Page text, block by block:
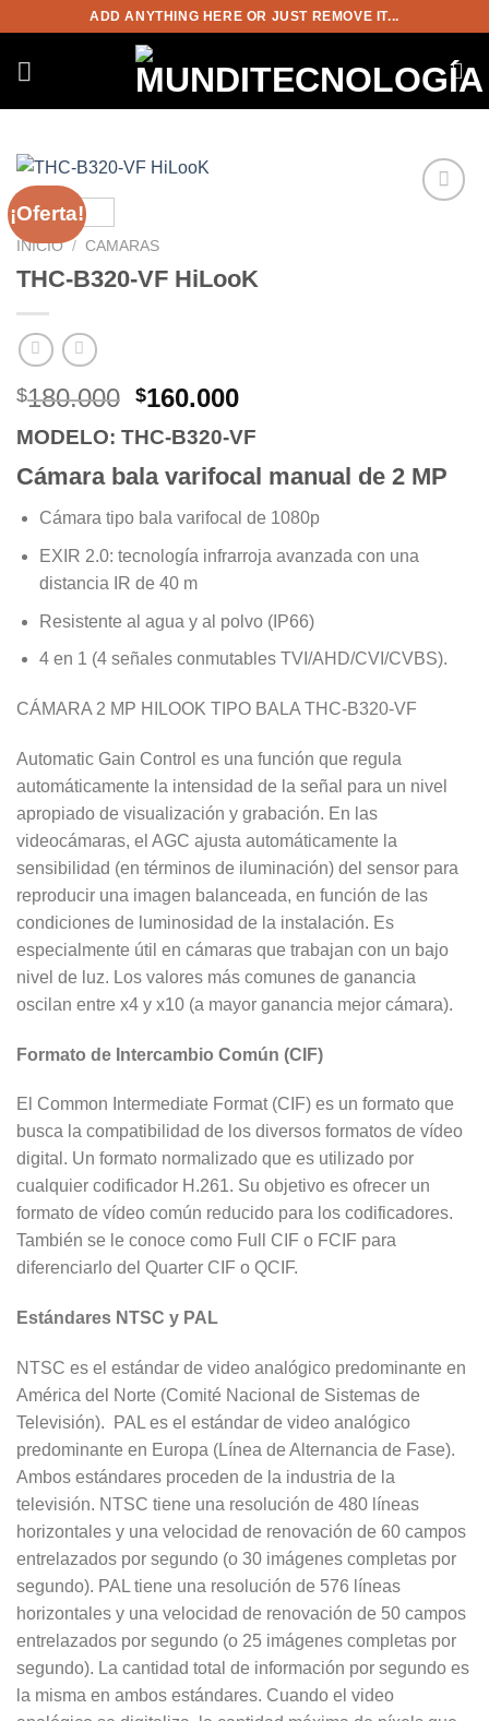
contenido
ADD ANYTHING HERE OR JUST REMOVE IT...
¡Oferta!
INICIO / CAMARAS
THC-B320-VF HiLooK
$180.000 El
precio
original
era:
$160.000El
precio
actual
es:
MODELO: THC-B320-VF
Cámara bala varifocal manual de 2 MP
Cámara tipo bala varifocal de 1080p
EXIR 2.0: tecnología infrarroja avanzada con una
distancia IR de 40 m
Resistente al agua y al polvo (IP66)
4 en 1 (4 señales conmutables TVI/AHD/CVI/CVBS).
CÁMARA 2 MP HILOOK TIPO BALA THC-B320-VF
Automatic Gain Control es una función que regula
automáticamente la intensidad de la señal para un nivel
apropiado de visualización y grabación. En las
videocámaras, el AGC ajusta automáticamente la
sensibilidad (en términos de iluminación) del sensor para
reproducir una imagen balanceada, en función de las
condiciones de luminosidad de la instalación. Es
especialmente útil en cámaras que trabajan con un bajo
nivel de luz. Los valores más comunes de ganancia
oscilan entre x4 y x10 (a mayor ganancia mejor cámara).
Formato de Intercambio Común (CIF)
El Common Intermediate Format (CIF) es un formato que
busca la compatibilidad de los diversos formatos de vídeo
digital. Un formato normalizado que es utilizado por
cualquier codificador H.261. Su objetivo es ofrecer un
formato de vídeo común reducido para los codificadores.
También se le conoce como Full CIF o FCIF para
diferenciarlo del Quarter CIF o QCIF.
Estándares NTSC y PAL
NTSC es el estándar de video analógico predominante en
América del Norte (Comité Nacional de Sistemas de
Televisión). PAL es el estándar de video analógico
predominante en Europa (Línea de Alternancia de Fase).
Ambos estándares proceden de la industria de la
televisión. NTSC tiene una resolución de 480 líneas
horizontales y una velocidad de renovación de 60 campos
entrelazados por segundo (o 30 imágenes completas por
segundo). PAL tiene una resolución de 576 líneas
horizontales y una velocidad de renovación de 50 campos
entrelazados por segundo (o 25 imágenes completas por
segundo). La cantidad total de información por segundo es
la misma en ambos estándares. Cuando el video